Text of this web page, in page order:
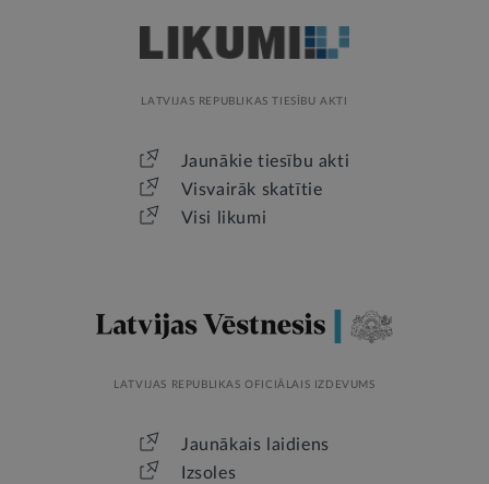
LATVIJAS REPUBLIKAS TIESĪBU AKTI
Jaunākie tiesību akti
Visvairāk skatītie
Visi likumi
LATVIJAS REPUBLIKAS OFICIĀLAIS IZDEVUMS
Jaunākais laidiens
Izsoles